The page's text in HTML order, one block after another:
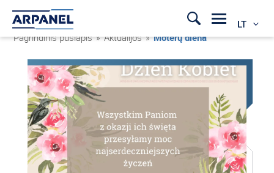
LT
Pagrindinis puslapis » Aktualijos »Moterų diena